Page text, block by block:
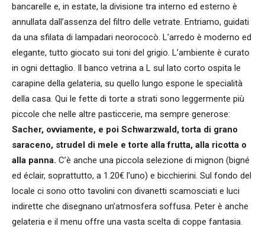
bancarelle e, in estate, la divisione tra interno ed esterno è
annullata dall’assenza del filtro delle vetrate. Entriamo, guidati
da una sfilata di lampadari neorococò. L’arredo è moderno ed
elegante, tutto giocato sui toni del grigio. L’ambiente è curato
in ogni dettaglio. Il banco vetrina a L sul lato corto ospita le
carapine della gelateria, su quello lungo espone le specialità
della casa. Qui le fette di torte a strati sono leggermente più
piccole che nelle altre pasticcerie, ma sempre generose:
Sacher, ovviamente, e poi Schwarzwald, torta di grano
saraceno, strudel di mele e torte alla frutta, alla ricotta o
alla panna. C’è anche una piccola selezione di mignon (bigné
ed éclair, soprattutto, a 1.20€ l’uno) e bicchierini. Sul fondo del
locale ci sono otto tavolini con divanetti scamosciati e luci
indirette che disegnano un’atmosfera soffusa. Peter è anche
gelateria e il menu offre una vasta scelta di coppe fantasia.